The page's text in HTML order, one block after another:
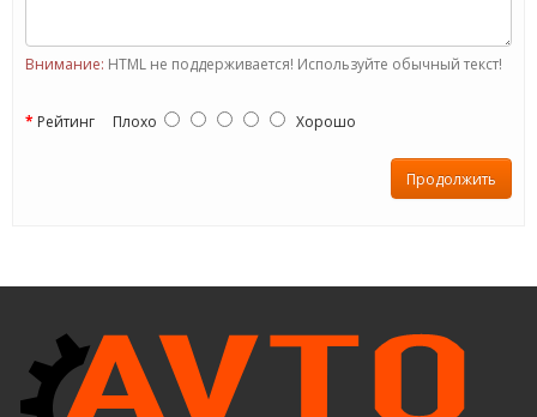
Внимание: HTML не поддерживается! Используйте обычный текст!
Рейтинг Плохо Хорошо
Продолжить